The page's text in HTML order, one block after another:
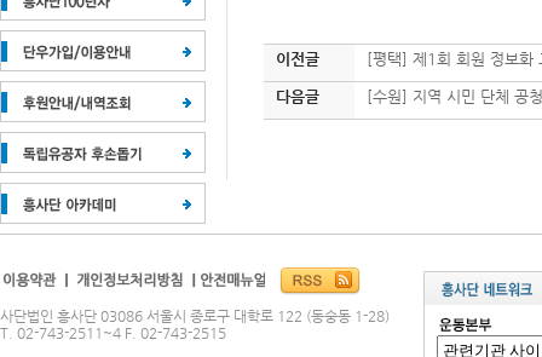
이전글 [평택] 제1회 회원 정보화
다음글 [수원] 지역 시민 단체 공
사단법인 흥사단 03086 서울시 종로구 대학로 122 (동숭동 1-28)
T. 02-743-2511~4 F. 02-743-2515